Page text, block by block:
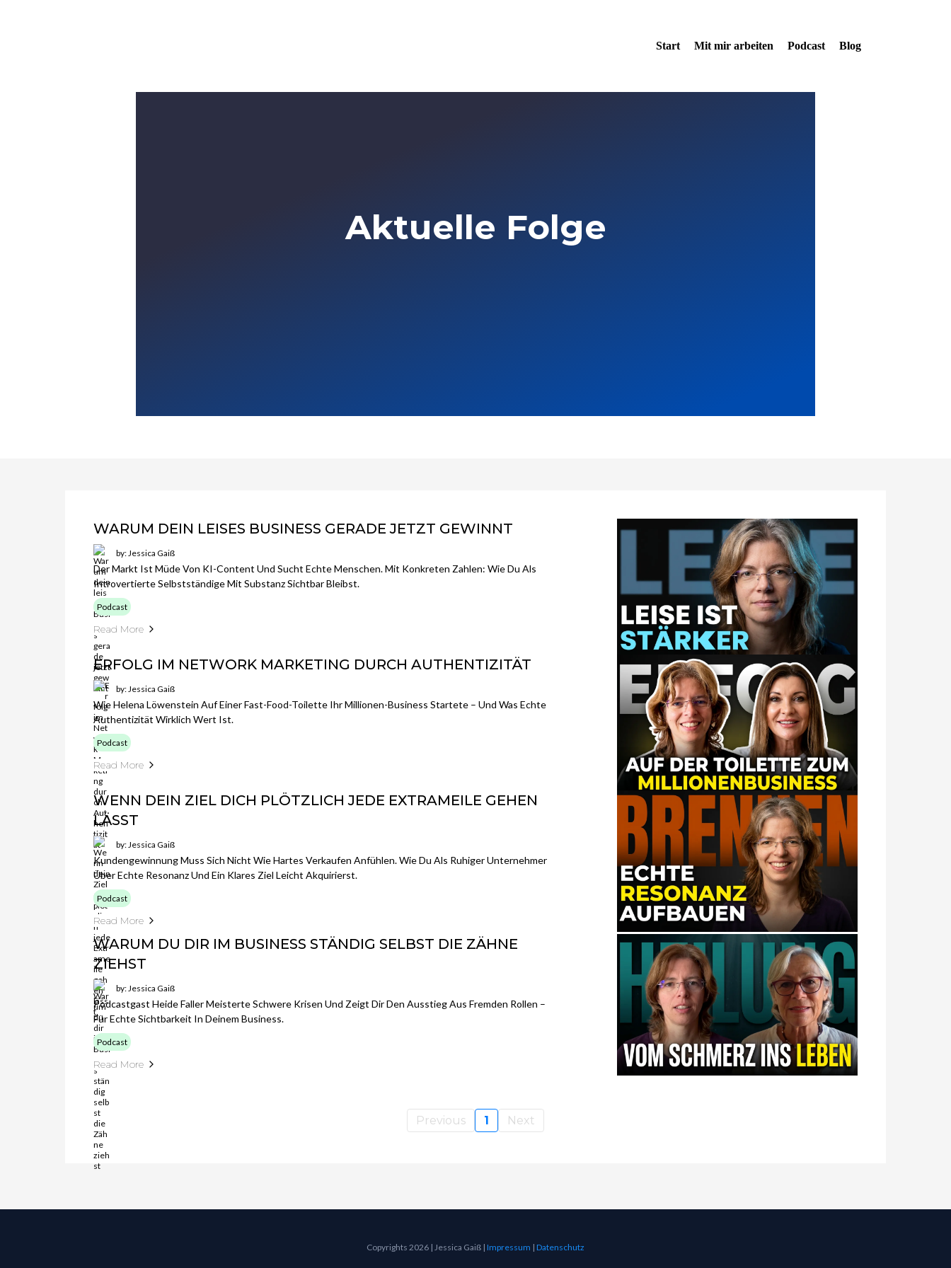
Start Mit mir arbeiten Podcast Blog
Aktuelle Folge
WARUM DEIN LEISES BUSINESS GERADE JETZT GEWINNT
by: Jessica Gaiß
Der Markt Ist Müde Von KI-Content Und Sucht Echte Menschen. Mit Konkreten Zahlen: Wie Du Als
Introvertierte Selbstständige Mit Substanz Sichtbar Bleibst.
Podcast
Read More
ERFOLG IM NETWORK MARKETING DURCH AUTHENTIZITÄT
by: Jessica Gaiß
Wie Helena Löwenstein Auf Einer Fast-Food-Toilette Ihr Millionen-Business Startete – Und Was Echte
Authentizität Wirklich Wert Ist.
Podcast
Read More
WENN DEIN ZIEL DICH PLÖTZLICH JEDE EXTRAMEILE GEHEN
LÄSST
by: Jessica Gaiß
Kundengewinnung Muss Sich Nicht Wie Hartes Verkaufen Anfühlen. Wie Du Als Ruhiger Unternehmer
Über Echte Resonanz Und Ein Klares Ziel Leicht Akquirierst.
Podcast
Read More
WARUM DU DIR IM BUSINESS STÄNDIG SELBST DIE ZÄHNE
ZIEHST
by: Jessica Gaiß
Podcastgast Heide Faller Meisterte Schwere Krisen Und Zeigt Dir Den Ausstieg Aus Fremden Rollen –
Für Echte Sichtbarkeit In Deinem Business.
Podcast
Read More
Previous 1 Next
Copyrights 2026 | Jessica Gaiß | Impressum | Datenschutz